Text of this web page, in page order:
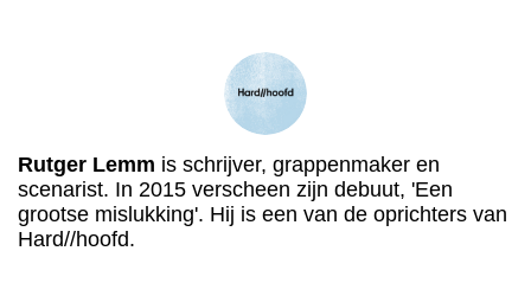
Rutger Lemm is schrijver, grappenmaker en
scenarist. In 2015 verscheen zijn debuut, 'Een
grootse mislukking'. Hij is een van de oprichters van
Hard//hoofd.